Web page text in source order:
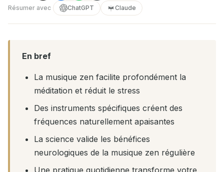
Résumer avec ChatGPT Claude
En bref
La musique zen facilite profondément la
méditation et réduit le stress
Des instruments spécifiques créent des
fréquences naturellement apaisantes
La science valide les bénéfices
neurologiques de la musique zen régulière
Une pratique quotidienne transforme votre